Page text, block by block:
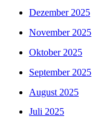
Dezember 2025
November 2025
Oktober 2025
September 2025
August 2025
Juli 2025